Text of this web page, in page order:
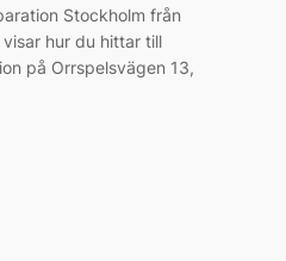
Stockholm från
hur du hittar till
på Orrspelsvägen 13,